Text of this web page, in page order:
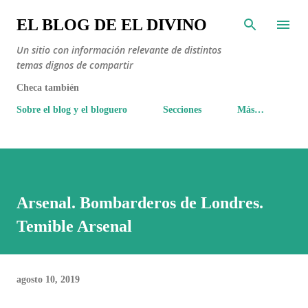
Ir al contenido principal
EL BLOG DE EL DIVINO
Un sitio con información relevante de distintos
temas dignos de compartir
Checa también
Sobre el blog y el bloguero Secciones Más…
Arsenal. Bombarderos de Londres.
Temible Arsenal
agosto 10, 2019